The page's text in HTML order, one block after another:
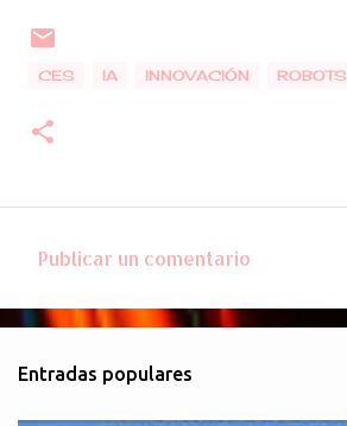
CES IA INNOVACIÓN ROBOTS
o
e
n
Publicar un comentario
Entradas populares